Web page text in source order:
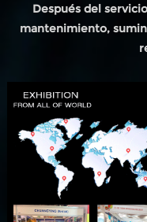
Después del
mantenimiento,